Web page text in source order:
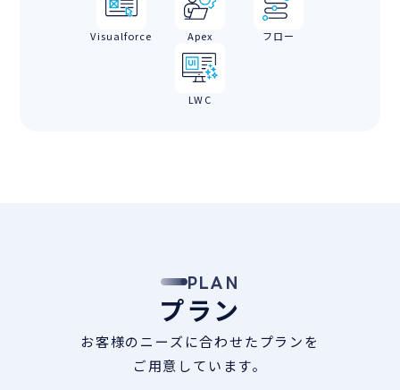
Visualforce Apex フロー
LWC
PLAN
プラン
お客様のニーズに合わせたプランを
ご用意しています。